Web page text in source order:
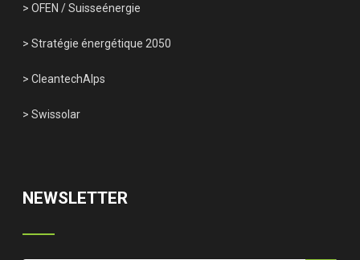
> OFEN /Suisseénergie
> Stratégie énergétique 2050
> CleantechAlps
> Swissolar
NEWSLETTER